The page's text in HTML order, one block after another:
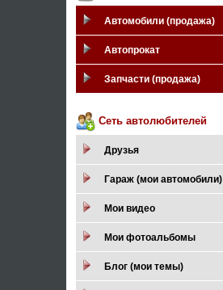
Автомобили (продажа)
Автопрокат
Запчасти (продажа)
Сеть автолюбителей
Друзья
Гараж (мои автомобили)
Мои видео
Мои фотоальбомы
Блог (мои темы)